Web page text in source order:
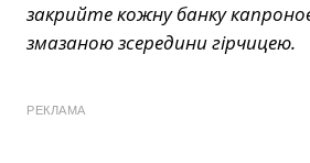
закрийте кожну банку
змазаною зсередини гірчицею.
РЕКЛАМА